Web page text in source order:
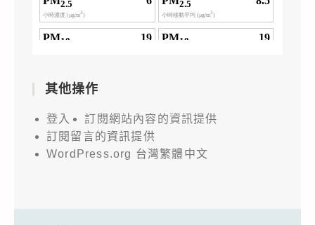
其他操作
登入
訂閱網站內容的資訊提供
訂閱留言的資訊提供
WordPress.org 台灣繁體中文